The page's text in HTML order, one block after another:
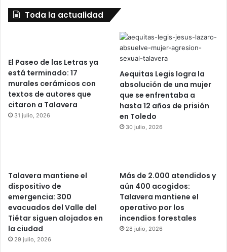
Toda la actualidad
El Paseo de las Letras ya
está terminado: 17
murales cerámicos con
textos de autores que
citaron a Talavera
31 julio, 2026
Aequitas Legis logra la
absolución de una mujer
que se enfrentaba a
hasta 12 años de prisión
en Toledo
30 julio, 2026
Talavera mantiene el
dispositivo de
emergencia: 300
evacuados del Valle del
Tiétar siguen alojados en
la ciudad
29 julio, 2026
Más de 2.000 atendidos y
aún 400 acogidos:
Talavera mantiene el
operativo por los
incendios forestales
28 julio, 2026